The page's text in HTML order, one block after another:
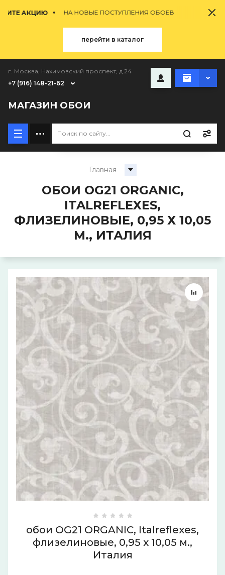
АКЦИЮ НА НОВЫЕ ПОСТУПЛЕНИЯ ОБОЕВ
перейти в каталог
г. Москва, Нахимовский проспект, д.24
+7 (916) 148-21-62
МАГАЗИН ОБОИ
Главная
ОБОИ OG21 ORGANIC,
ITALREFLEXES,
ФЛИЗЕЛИНОВЫЕ, 0,95 Х 10,05
М., ИТАЛИЯ
обои OG21 ORGANIC, Italreflexes,
флизелиновые, 0,95 х 10,05 м.,
Италия